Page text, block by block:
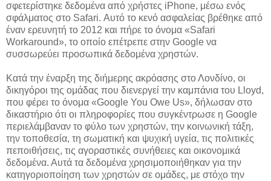
σφετερίστηκε δεδομένα από χρήστες iPhone, μέσω ενός
σφάλματος στο Safari. Αυτό το κενό ασφαλείας βρέθηκε από
έναν ερευνητή το 2012 και πήρε το όνομα «Safari
Workaround», το οποίο επέτρεπε στην Google να
συσσωρεύει προσωπικά δεδομένα χρηστών.
Κατά την έναρξη της διήμερης ακρόασης στο Λονδίνο, οι
δικηγόροι της ομάδας που διενεργεί την καμπάνια του Lloyd,
που φέρει το όνομα «Google You Owe Us», δήλωσαν στο
δικαστήριο ότι οι πληροφορίες που συγκέντρωσε η Google
περιελάμβαναν το φύλο των χρηστών, την κοινωνική τάξη,
την τοποθεσία, τη σωματική και ψυχική υγεία, τις πολιτικές
πεποιθήσεις, τις αγοραστικές συνήθειες και οικονομικά
δεδομένα. Αυτά τα δεδομένα χρησιμοποιήθηκαν για την
κατηγοριοποίηση των χρηστών σε ομάδες, με στόχο την